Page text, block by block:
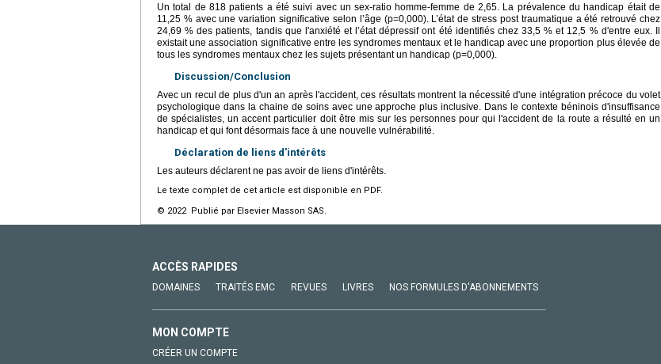
Un total de 818 patients a été suivi avec un sex-ratio homme-femme de 2,65. La prévalence du handicap était de
11,25 % avec une variation significative selon l’âge (p=0,000). L’état de stress post traumatique a été retrouvé chez
24,69 % des patients, tandis que l'anxiété et l’état dépressif ont été identifiés chez 33,5 % et 12,5 % d'entre eux. Il
existait une association significative entre les syndromes mentaux et le handicap avec une proportion plus élevée de
tous les syndromes mentaux chez les sujets présentant un handicap (p=0,000).
Discussion/Conclusion
Avec un recul de plus d'un an après l'accident, ces résultats montrent la nécessité d'une intégration précoce du volet
psychologique dans la chaine de soins avec une approche plus inclusive. Dans le contexte béninois d'insuffisance
de spécialistes, un accent particulier doit être mis sur les personnes pour qui l'accident de la route a résulté en un
handicap et qui font désormais face à une nouvelle vulnérabilité.
Déclaration de liens d'intérêts
Les auteurs déclarent ne pas avoir de liens d'intérêts.
Le texte complet de cet article est disponible en PDF.
© 2022 Publié par Elsevier Masson SAS.
ACCÈS RAPIDES
DOMAINES TRAITÉS EMC REVUES LIVRES NOS FORMULES D'ABONNEMENTS
MON COMPTE
CRÉER UN COMPTE